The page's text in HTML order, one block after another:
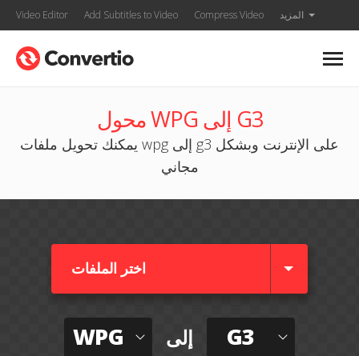
Video Editor Add Subtitles to Video Compress Video المزيد
محول WPG إلى G3
يمكنك تحويل ملفات wpg إلى g3 على الإنترنت وبشكل
مجاني
اختر الملفات
WPG إلى G3